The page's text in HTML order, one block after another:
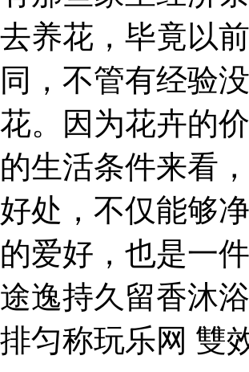
去养花，毕竟以
同，不管有经验
花。因为花卉的
的生活条件来看
好处，不仅能够
的爱好，也是一
途逸持久留香沐
排匀称玩乐网 雙